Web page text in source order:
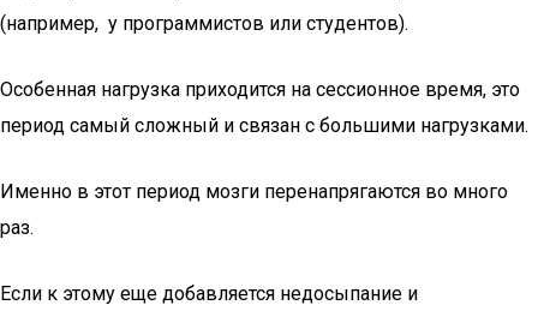
(например, у программистов или студентов).
Особенная нагрузка приходится на сессионное время, это
период самый сложный и связан с большими нагрузками.
Именно в этот период мозги перенапрягаются во много
раз.
Если к этому еще добавляется недосыпание и